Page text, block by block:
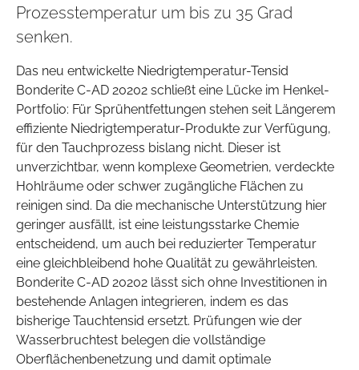
Prozesstemperatur um bis zu 35 Grad
senken.
Das neu entwickelte Niedrigtemperatur-Tensid
Bonderite C-AD 20202 schließt eine Lücke im Henkel-
Portfolio: Für Sprühentfettungen stehen seit Längerem
effiziente Niedrigtemperatur-Produkte zur Verfügung,
für den Tauchprozess bislang nicht. Dieser ist
unverzichtbar, wenn komplexe Geometrien, verdeckte
Hohlräume oder schwer zugängliche Flächen zu
reinigen sind. Da die mechanische Unterstützung hier
geringer ausfällt, ist eine leistungsstarke Chemie
entscheidend, um auch bei reduzierter Temperatur
eine gleichbleibend hohe Qualität zu gewährleisten.
Bonderite C-AD 20202 lässt sich ohne Investitionen in
bestehende Anlagen integrieren, indem es das
bisherige Tauchtensid ersetzt. Prüfungen wie der
Wasserbruchtest belegen die vollständige
Oberflächenbenetzung und damit optimale